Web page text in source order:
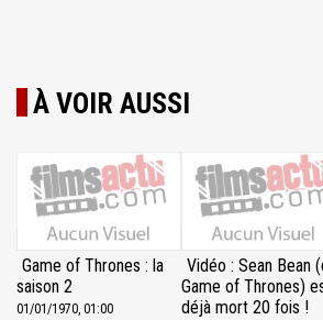
À VOIR AUSSI
Game of Thrones : la
saison 2
01/01/1970, 01:00
Vidéo : Sean Bean
Game of Thrones)
déjà mort 20 fois !